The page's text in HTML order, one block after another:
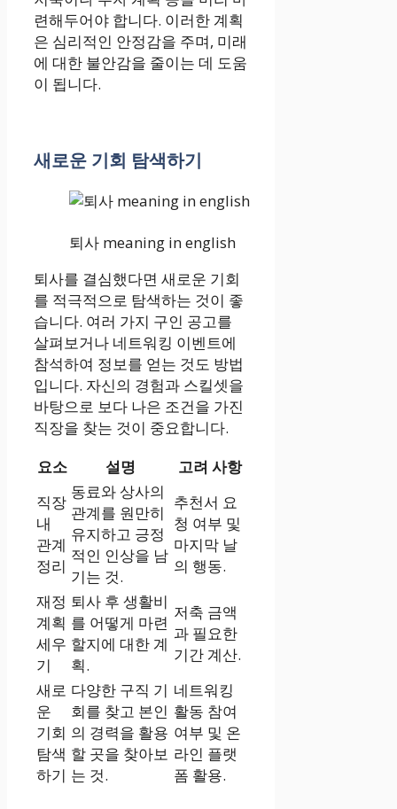
련해두어야 합니다. 이러한 계획
은 심리적인 안정감을 주며, 미래
에 대한 불안감을 줄이는 데 도움
이 됩니다.
새로운 기회 탐색하기
퇴사 meaning in english
퇴사를 결심했다면 새로운 기회
를 적극적으로 탐색하는 것이 좋
습니다. 여러 가지 구인 공고를
살펴보거나 네트워킹 이벤트에
참석하여 정보를 얻는 것도 방법
입니다. 자신의 경험과 스킬셋을
바탕으로 보다 나은 조건을 가진
직장을 찾는 것이 중요합니다.
요소
설명
고려 사항
직장
내
관계
정리
동료와 상사의
관계를 원만히
유지하고 긍정
적인 인상을 남
기는 것.
추천서 요
청 여부 및
마지막 날
의 행동.
재정
계획
세우
기
퇴사 후 생활비
를 어떻게 마련
할지에 대한 계
획.
저축 금액
과 필요한
기간 계산.
새로
운
기회
탐색
하기
다양한 구직 기
회를 찾고 본인
의 경력을 활용
할 곳을 찾아보
는 것.
네트워킹
활동 참여
여부 및 온
라인 플랫
폼 활용.